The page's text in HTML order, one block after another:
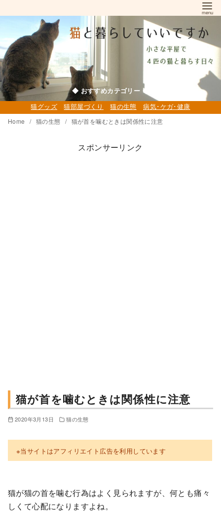
ン
ン
ツ
へ
移
動
◆ おすすめカテゴリー ◆
猫グッズ 猫部屋づくり 猫の生態 病気･ケガ･健康
Home 猫の生態 猫が首を噛むときは関係性に注意
スポンサーリンク
猫が首を噛むときは関係性に注意
2020年3月13日 猫の生態
※当サイトはアフィリエイト広告を利用しています
猫が猫の首を噛む行為はよく見られますが、何とも痛々
しくて心配になりますよね。